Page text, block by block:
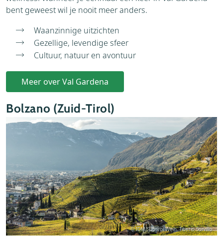
bent geweest wil je nooit meer anders.
Waanzinnige uitzichten
Gezellige, levendige sfeer
Cultuur, natuur en avontuur
Meer over Val Gardena
Bolzano (Zuid-Tirol)
© IDM/Südtirol Wein, Tiberio Sorvillo